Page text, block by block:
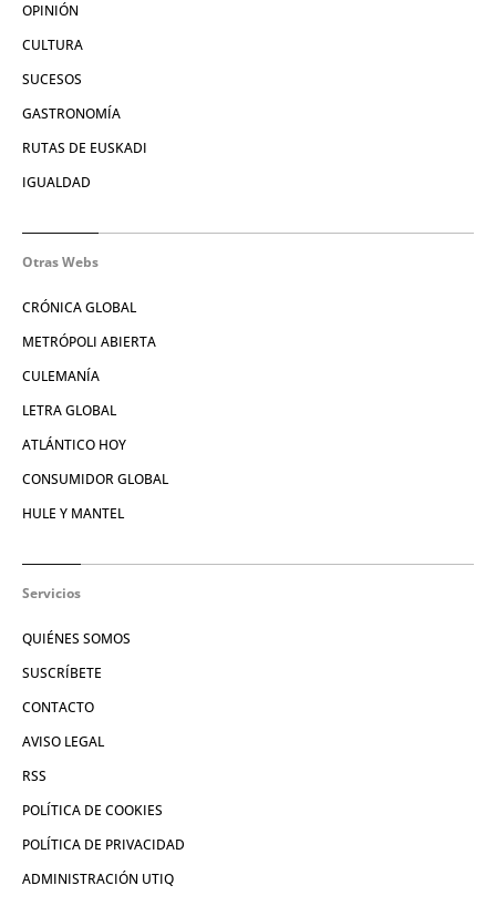
OPINIÓN
CULTURA
SUCESOS
GASTRONOMÍA
RUTAS DE EUSKADI
IGUALDAD
Otras Webs
CRÓNICA GLOBAL
METRÓPOLI ABIERTA
CULEMANÍA
LETRA GLOBAL
ATLÁNTICO HOY
CONSUMIDOR GLOBAL
HULE Y MANTEL
Servicios
QUIÉNES SOMOS
SUSCRÍBETE
CONTACTO
AVISO LEGAL
RSS
POLÍTICA DE COOKIES
POLÍTICA DE PRIVACIDAD
ADMINISTRACIÓN UTIQ